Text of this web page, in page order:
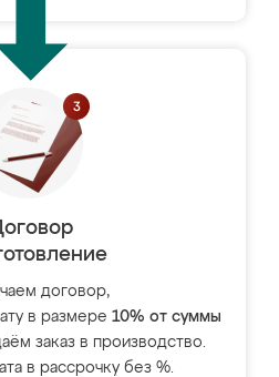
договор,
в размере 10% от суммы
заказ в производство.
в рассрочку без %.